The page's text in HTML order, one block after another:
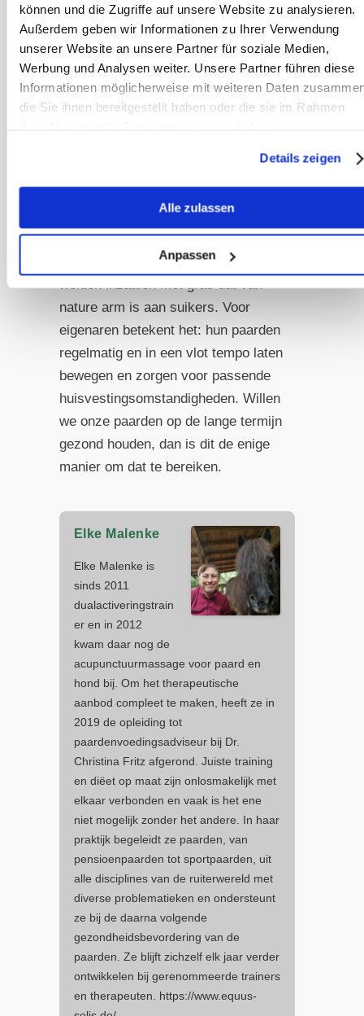
können und die Zugriffe auf unsere Website zu analysieren.
Außerdem geben wir Informationen zu Ihrer Verwendung
unserer Website an unsere Partner für soziale Medien,
Werbung und Analysen weiter. Unsere Partner führen diese
Informationen möglicherweise mit weiteren Daten
die Sie ihnen bereitgestellt haben oder die sie im Rahmen
Details zeigen
Alle zulassen
Anpassen
Maatregelen voor herstel /
behoud van de
insulinegevoeligheid
Hier ligt het juiste aangrijpingspunt
Dat betekent voor stalhouders:
suikerarm hooi produceren en de
nature arm is aan suikers. Voor
eigenaren betekent het: hun paarden
regelmatig en in een vlot tempo laten
bewegen en zorgen voor passende
huisvestingsomstandigheden. Willen
we onze paarden op de lange termijn
gezond houden, dan is dit de enige
manier om dat te bereiken.
Elke Malenke
Elke Malenke is
sinds 2011
dualactiveringstrain
er en in 2012
kwam daar nog de
acupunctuurmassage voor paard en
hond bij. Om het therapeutische
aanbod compleet te maken, heeft ze in
2019 de opleiding tot
paardenvoedingsadviseur bij Dr.
Christina Fritz afgerond. Juiste training
en diëet op maat zijn onlosmakelijk met
elkaar verbonden en vaak is het ene
niet mogelijk zonder het andere. In haar
praktijk begeleidt ze paarden, van
pensioenpaarden tot sportpaarden, uit
alle disciplines van de ruiterwereld met
diverse problematieken en ondersteunt
ze bij de daarna volgende
gezondheidsbevordering van de
paarden. Ze blijft zichzelf elk jaar verder
ontwikkelen bij gerenommeerde trainers
en therapeuten. https://www.equus-